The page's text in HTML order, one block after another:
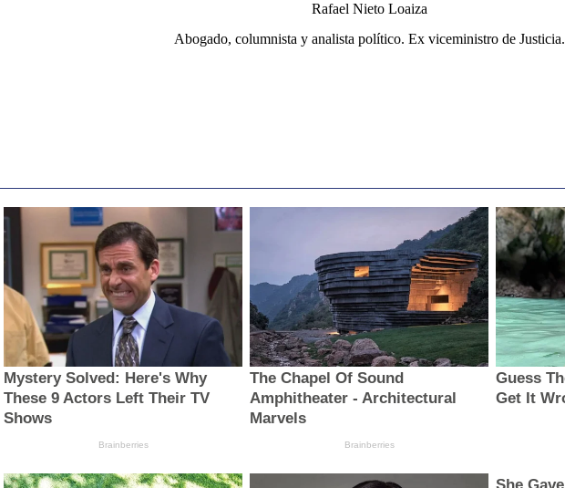
Rafael Nieto Loaiza
Abogado, columnista y analista político. Ex viceministro de Justicia.